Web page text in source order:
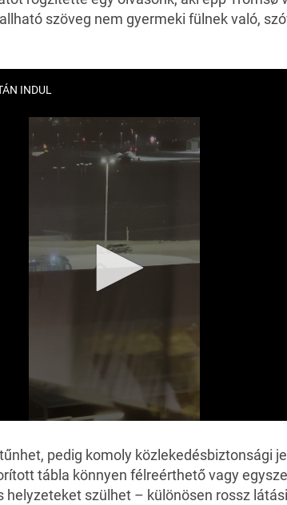
szöveg nem gyermeki fülnek való,
INDUL
pedig komoly közlekedésbiztonsági
tábla könnyen félreérthető vagy
helyzeteket szülhet – különösen rossz